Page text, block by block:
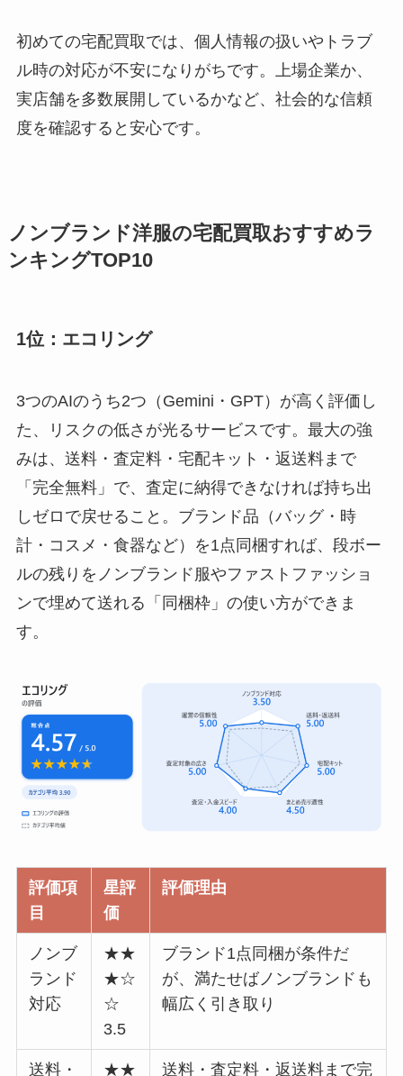
初めての宅配買取では、個人情報の扱いやトラブ
ル時の対応が不安になりがちです。上場企業か、
実店舗を多数展開しているかなど、社会的な信頼
度を確認すると安心です。
ノンブランド洋服の宅配買取おすすめラ
ンキングTOP10
1位：エコリング
3つのAIのうち2つ（Gemini・GPT）が高く評価し
た、リスクの低さが光るサービスです。最大の強
みは、送料・査定料・宅配キット・返送料まで
「完全無料」で、査定に納得できなければ持ち出
しゼロで戻せること。ブランド品（バッグ・時
計・コスメ・食器など）を1点同梱すれば、段ボー
ルの残りをノンブランド服やファストファッショ
ンで埋めて送れる「同梱枠」の使い方ができま
す。
評価項
目
星評
価
評価理由
ノンブ
ランド
対応
★★
★☆
☆
3.5
ブランド1点同梱が条件だ
が、満たせばノンブランドも
幅広く引き取り
送料・ ★★ 送料・査定料・返送料まで完